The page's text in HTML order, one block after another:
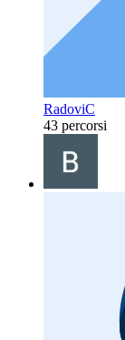
RadoviC
43 percorsi